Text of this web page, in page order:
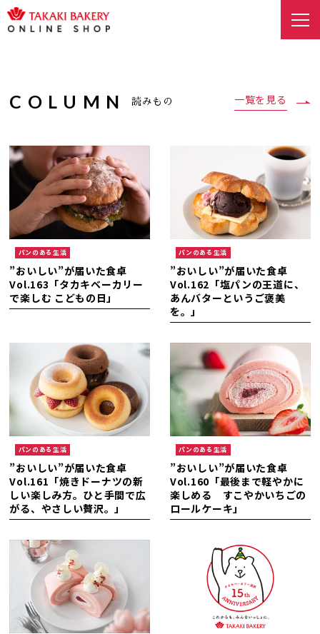
COLUMN 読みもの 一覧を見る
パンのある生活
”おいしい”が届いた食卓
Vol.163「タカキベーカリー
で楽しむ こどもの日」
パンのある生活
”おいしい”が届いた食卓
Vol.162「塩パンの王道に、
あんバターというご褒美
を。」
パンのある生活
”おいしい”が届いた食卓
Vol.161「焼きドーナツの新
しい楽しみ方。ひと手間で広
がる、やさしい贅沢。」
パンのある生活
”おいしい”が届いた食卓
Vol.160「最後まで軽やかに
楽しめる すこやかいちごの
ロールケーキ」